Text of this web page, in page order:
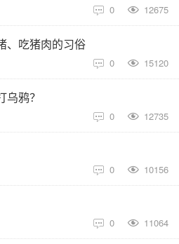
0  12675
、吃猪肉的习俗
0  15120
鸦？
0  12735
0  10156
0  11064